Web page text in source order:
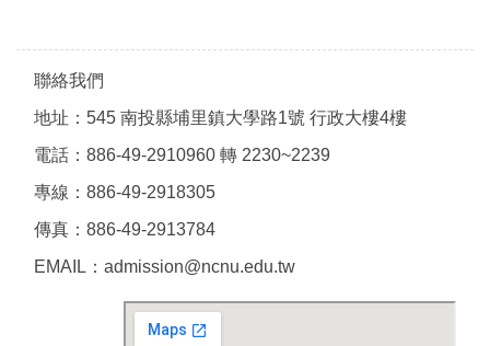
聯絡我們
地址：545 南投縣埔里鎮大學路1號 行政大樓4樓
電話：886-49-2910960 轉 2230~2239
專線：886-49-2918305
傳真：886-49-2913784
EMAIL：admission@ncnu.edu.tw